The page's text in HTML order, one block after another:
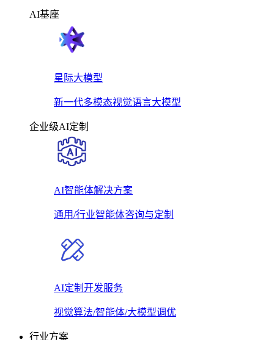
AI基座
星际大模型
新一代多模态视觉语言大模型
企业级AI定制
AI智能体解决方案
通用/行业智能体咨询与定制
AI定制开发服务
视觉算法/智能体/大模型调优
行业方案